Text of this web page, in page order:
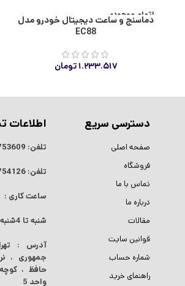
اتمام موجودی
دماسنج و ساعت دیجیتال خودرو مدل
EC88
۱.۲۳۳.۵۱۷تومان
دسترسی سریع
صفحه اصلی
فروشگاه
تماس با ما
درباره ما
مقالات
قوانین سایت
شماره حساب
راهنمای خرید
اطلاعات
تلفن:
تلفن:
ساعت کاری :
شنبه تا 4شنبه
آدرس :
جمهوری ،
واحد 5